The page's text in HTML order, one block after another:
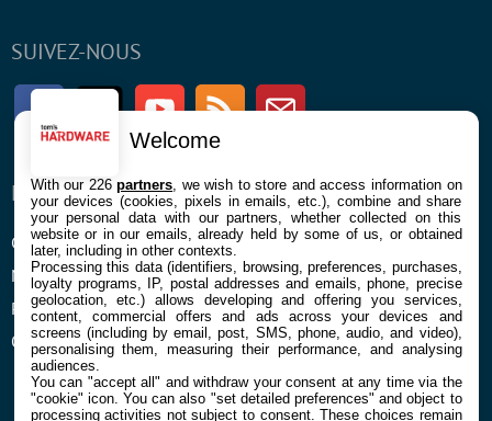
SUIVEZ-NOUS
FacebookTwitter Youtube RSS Newsletter
ENTREPRISE
Confidentialité et Cookies
Mentions légales et CGU
Préférences Cookies
Qui sommes nous
À PROPOS
Contact
Welcome
With our 226partners , we wish to store and access information on
your devices (cookies, pixels in emails, etc.), combine and share
your personal data with our partners, whether collected on this
website or in our emails, already held by some of us, or obtained
later, including in other contexts.
Processing this data (identifiers, browsing, preferences, purchases,
loyalty programs, IP, postal addresses and emails, phone, precise
geolocation, etc.) allows developing and offering you services,
content, commercial offers and ads across your devices and
screens (including by email, post, SMS, phone, audio, and video),
personalising them, measuring their performance, and analysing
audiences.
You can "accept all" and withdraw your consent at any time via the
"cookie" icon. You can also "set detailed preferences" and object to
processing activities not subject to consent. These choices remain